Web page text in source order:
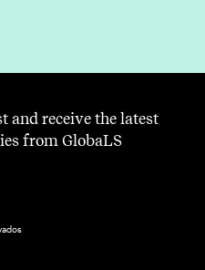
and receive the latest
from GlobaLS